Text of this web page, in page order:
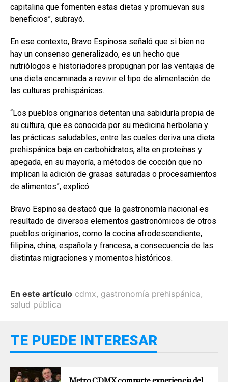
capitalina que fomenten estas dietas y promuevan sus
beneficios”, subrayó.
En ese contexto, Bravo Espinosa señaló que si bien no
hay un consenso generalizado, es un hecho que
nutriólogos e historiadores propugnan por las ventajas de
una dieta encaminada a revivir el tipo de alimentación de
las culturas prehispánicas.
“Los pueblos originarios detentan una sabiduría propia de
su cultura, que es conocida por su medicina herbolaria y
las prácticas saludables, entre las cuales deriva una dieta
prehispánica baja en carbohidratos, alta en proteínas y
apegada, en su mayoría, a métodos de cocción que no
implican la adición de grasas saturadas o procesamientos
de alimentos”, explicó.
Bravo Espinosa destacó que la gastronomía nacional es
resultado de diversos elementos gastronómicos de otros
pueblos originarios, como la cocina afrodescendiente,
filipina, china, española y francesa, a consecuencia de las
distintas migraciones y momentos históricos.
En este artículo cdmx, gastronomía prehispánica,
salud pública
TE PUEDE INTERESAR